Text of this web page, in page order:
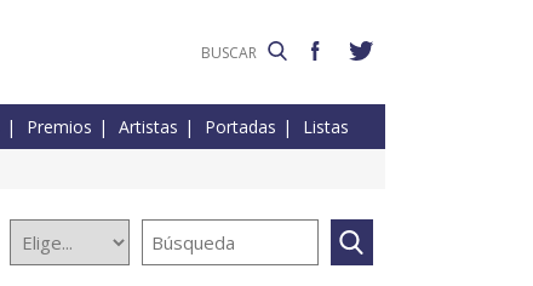
Premios Artistas Portadas Listas